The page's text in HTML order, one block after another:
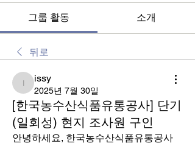
그룹 활동 소개
뒤로
issy
issy
2025년 7월 30일
[한국농수산식품유통공사] 단기
(일회성) 현지 조사원 구인
안녕하세요, 한국농수산식품유통공사